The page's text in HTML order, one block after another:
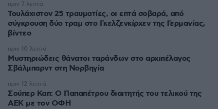
Τουλάχιστον 25 τραυματίες, οι επτά σοβαρά, από
σύγκρουση δύο τραμ στο Γκελζενκίρχεν της Γερμανίας,
βίντεο
πριν 7 λεπτά
Μυστηριώδεις θάνατοι ταράνδων στο αρχιπέλαγος
Σβάλμπαρντ στη Νορβηγία
πριν 10 λεπτά
Σούπερ Καπ: Ο Παπαπέτρου διαιτητής του τελικού της
ΑΕΚ με τον ΟΦΗ
πριν 12 λεπτά